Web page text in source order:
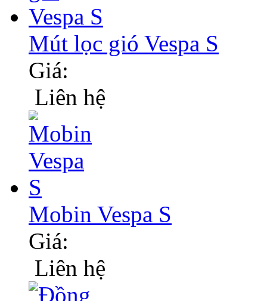
Mút lọc gió Vespa S
Giá:
Liên hệ
Mobin Vespa S
Giá:
Liên hệ